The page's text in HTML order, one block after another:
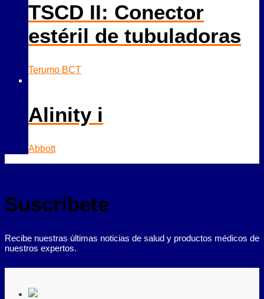
TSCD II: Conector
estéril de tubuladoras
Terumo BCT
Alinity i
Abbott
Suscríbete
Recibe nuestras últimas noticias de salud y productos médicos de
nuestros expertos.